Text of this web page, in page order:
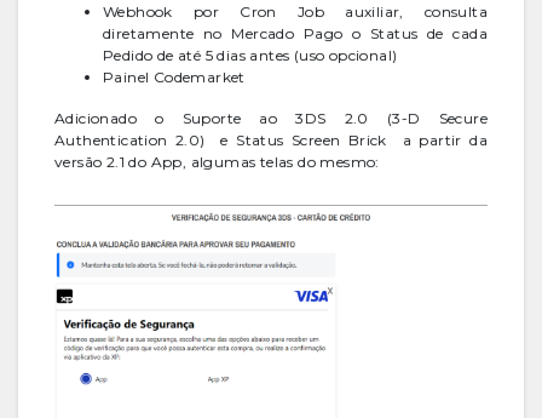
Webhook por Cron Job auxiliar, consulta
diretamente no Mercado Pago o Status de cada
Pedido de até 5 dias antes (uso opcional)
Painel Codemarket
Adicionado o Suporte ao 3DS 2.0 (3-D Secure
Authentication 2.0) e Status Screen Brick a partir da
versão 2.1 do App, algumas telas do mesmo: